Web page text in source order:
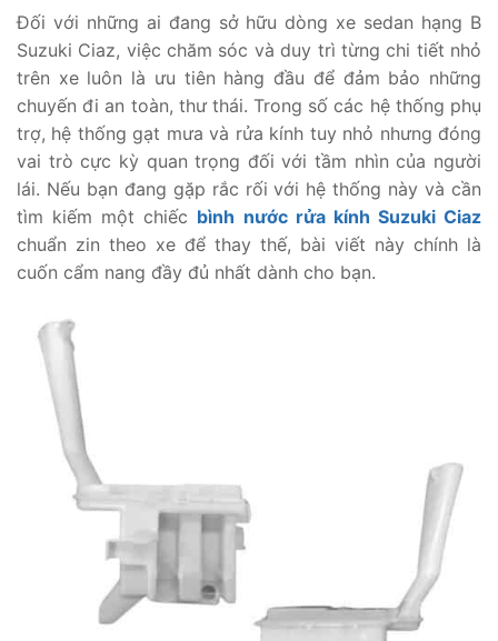
Đối với những ai đang sở hữu dòng xe sedan hạng B
Suzuki Ciaz, việc chăm sóc và duy trì từng chi tiết nhỏ
trên xe luôn là ưu tiên hàng đầu để đảm bảo những
chuyến đi an toàn, thư thái. Trong số các hệ thống phụ
trợ, hệ thống gạt mưa và rửa kính tuy nhỏ nhưng đóng
vai trò cực kỳ quan trọng đối với tầm nhìn của người
lái. Nếu bạn đang gặp rắc rối với hệ thống này và cần
tìm kiếm một chiếc bình nước rửa kính Suzuki Ciaz
chuẩn zin theo xe để thay thế, bài viết này chính là
cuốn cẩm nang đầy đủ nhất dành cho bạn.